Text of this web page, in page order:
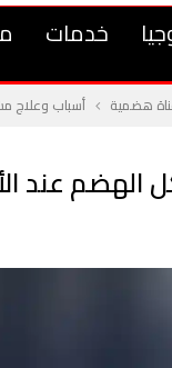
خدمات
هضمية أسباب وعلاج
الهضم عند